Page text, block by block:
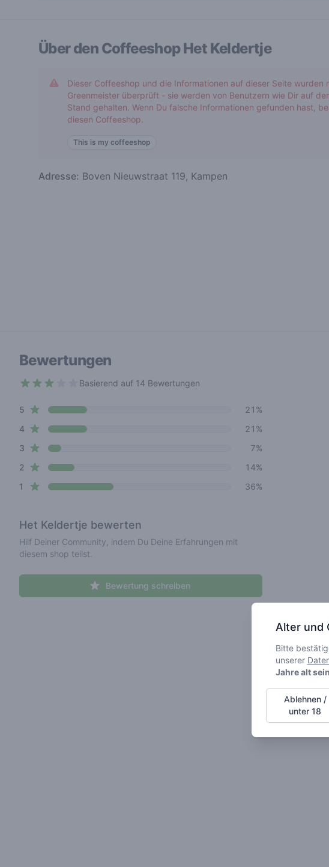
Über den CoffeeshopHet Keldertje
Dieser Coffeeshop und die Informationen auf dieser Seite wurden
Greenmeister überprüft - sie werden von Benutzern wie Dir auf
Stand gehalten. Wenn Du falsche Informationen gefunden hast,
diesen Coffeeshop.
This is my coffeeshop
Adresse: Boven Nieuwstraat 119, Kampen
Bewertungen
Basierend auf 14 Bewertungen
Review data
5 star reviews
21%
4star reviews
21%
3 star reviews
7%
2 star reviews
14%
1 star reviews 36%
Het Keldertje bewerten
Hilf Deiner Community, indem Du Deine Erfahrungen mit
diesem shop teilst.
Bewertung schreiben
Alter und
Bitte
unserer
Jahre alt
Ablehnen /
unter 18